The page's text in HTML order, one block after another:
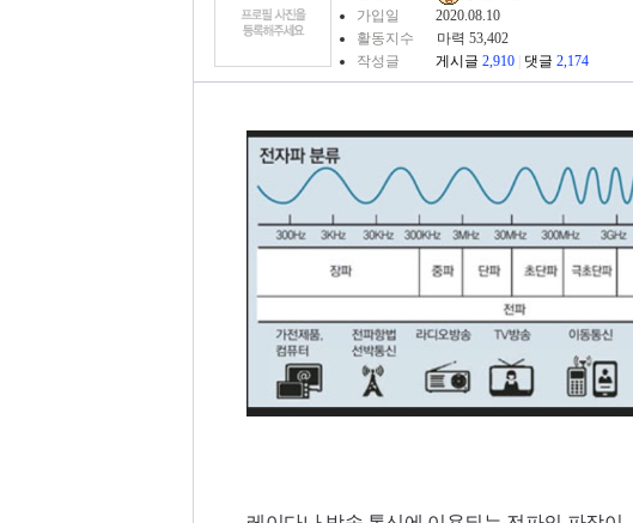
가입일
2020.08.10
활동지수
마력 53,402
작성글
게시글 2,910 댓글 2,174